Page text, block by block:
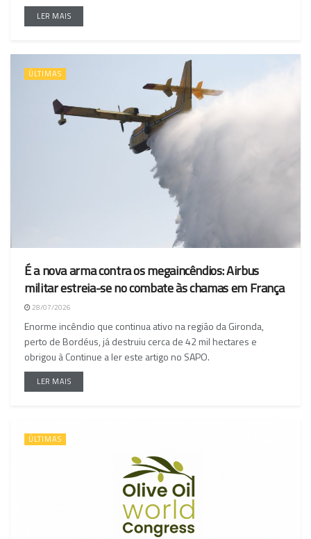
LER MAIS
ÚLTIMAS
É a nova arma contra os megaincêndios: Airbus
militar estreia-se no combate às chamas em França
28/07/2026
Enorme incêndio que continua ativo na região da Gironda,
perto de Bordéus, já destruiu cerca de 42 mil hectares e
obrigou à Continue a ler este artigo no SAPO.
LER MAIS
ÚLTIMAS